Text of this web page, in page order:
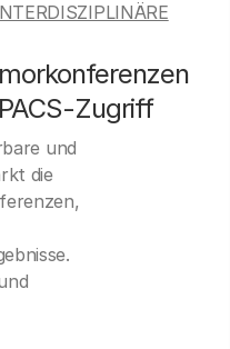
Zugriff
und
die